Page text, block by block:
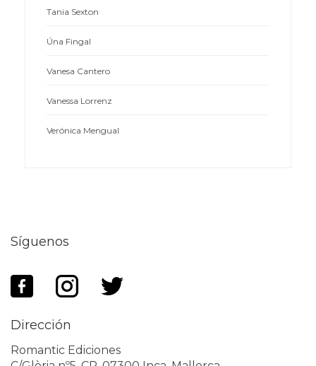
Tania Sexton
Úna Fingal
Vanesa Cantero
Vanessa Lorrenz
Verónica Mengual
Síguenos
Dirección
Romantic Ediciones